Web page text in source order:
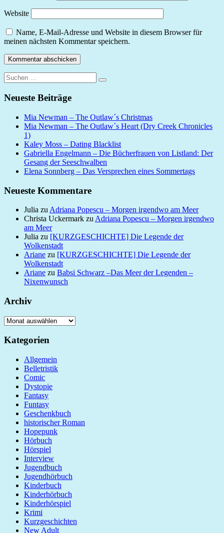
Website
Name, E-Mail-Adresse und Website in diesem Browser für
meinen nächsten Kommentar speichern.
Suchen
nach:
Suchen
Neueste Beiträge
Mia Newman – The Outlaw´s Christmas
Mia Newman – The Outlaw´s Heart (Dry Creek Chronicles
1)
Kaley Moss – Dating Blacklist
Gabriella Engelmann – Die Bücherfrauen von Listland: Der
Gesang der Seeschwalben
Elena Sonnberg – Das Versprechen eines Sommertags
Neueste Kommentare
Julia zu Adriana Popescu – Morgen irgendwo am Meer
Christa Uckermark zu Adriana Popescu – Morgen irgendwo
am Meer
Julia zu [KURZGESCHICHTE] Die Legende der
Wolkenstadt
Ariane zu [KURZGESCHICHTE] Die Legende der
Wolkenstadt
Ariane zu Babsi Schwarz –Das Meer der Legenden –
Nixenwunsch
Archiv
Archiv
Kategorien
Allgemein
Belletristik
Comic
Dystopie
Fantasy
Funtasy
Geschenkbuch
historischer Roman
Hopepunk
Hörbuch
Hörspiel
Interview
Jugendbuch
Jugendhörbuch
Kinderbuch
Kinderhörbuch
Kinderhörspiel
Krimi
Kurzgeschichten
New Adult